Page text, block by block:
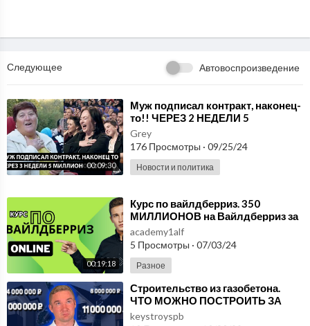
Следующее Автовоспроизведение
00:09:30
⁣Муж подписал контракт, наконец-
то!! ЧЕРЕЗ 2 НЕДЕЛИ 5
МИЛЛИОНОВ МОИ
Grey
176 Просмотры · 09/25/24
Новости и политика
00:19:18
⁣Курс по вайлдберриз. 350
МИЛЛИОНОВ на Вайлдберриз за
6 МЕСЯЦЕВ история УСПЕХА
моего УЧЕНИКА.
academy1alf
5 Просмотры · 07/03/24
Разное
⁣Строительство из газобетона.
ЧТО МОЖНО ПОСТРОИТЬ ЗА
4,6,8 и 11 миллионов рублей!
keystroyspb